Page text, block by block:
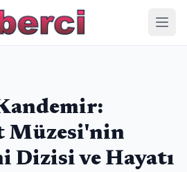
Müzesi'nin
Dizisi ve Hayatı